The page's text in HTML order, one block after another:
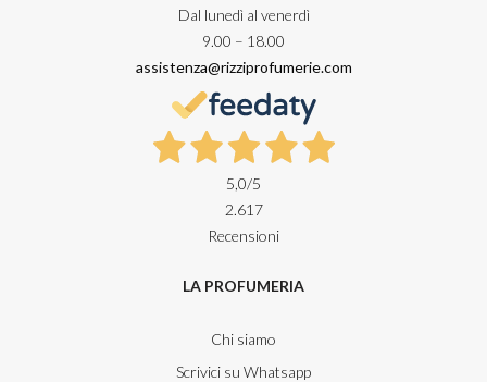
Dal lunedì al venerdì
9.00 – 18.00
assistenza@rizziprofumerie.com
5,0/5
2.617
Recensioni
LA PROFUMERIA
Chi siamo
Scrivici su Whatsapp